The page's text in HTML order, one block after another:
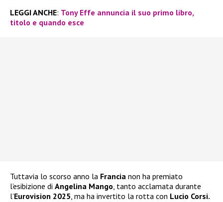
LEGGI ANCHE: Tony Effe annuncia il suo primo libro,
titolo e quando esce
Tuttavia lo scorso anno la Francia non ha premiato
l’esibizione di Angelina Mango, tanto acclamata durante
l’Eurovision 2025, ma ha invertito la rotta con Lucio Corsi.